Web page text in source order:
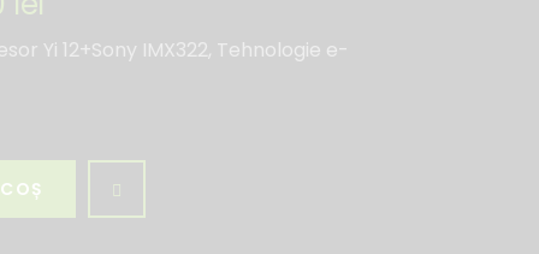
Yi 12+Sony IMX322, Tehnologie e-